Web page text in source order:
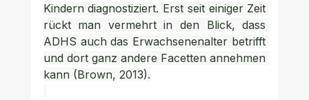
Kindern diagnostiziert. Erst seit einiger Zeit
rückt man vermehrt in den Blick, dass
ADHS auch das Erwachsenenalter betrifft
und dort ganz andere Facetten annehmen
kann (Brown, 2013).